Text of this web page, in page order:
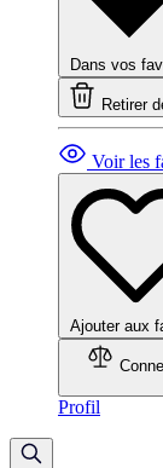
Dans vos
Retirer
Voir les
Ajouter aux
Profil